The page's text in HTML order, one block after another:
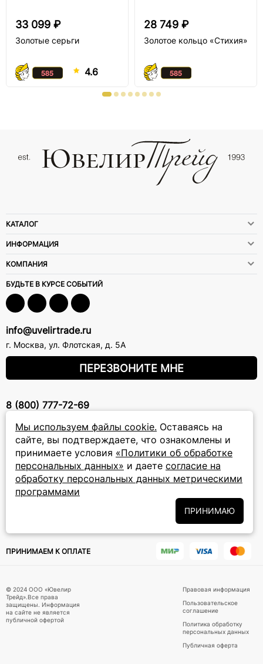
33 099 ₽
Золотые серьги
4.6
28 749 ₽
Золотое кольцо «Стихия»
Мы используем файлы cookie. Оставаясь на
сайте, вы подтверждаете, что ознакомлены и
принимаете условия «Политики об обработке
персональных данных» и даете согласие на
обработку персональных данных метрическими
программами
ПРИНИМАЮ
КАТАЛОГ
ИНФОРМАЦИЯ
КОМПАНИЯ
БУДЬТЕ В КУРСЕ СОБЫТИЙ
info@uvelirtrade.ru
г. Москва, ул. Флотская, д. 5А
ПЕРЕЗВОНИТЕ МНЕ
8 (800) 777-72-69
ПОДПИСКА НА РАССЫЛКУ
Подписаться на новости
Подписываясь на рассылку, вы соглашаетесь с условиямиПолитики
и даёте своё согласие на их
ПРИНИМАЕМ К ОПЛАТЕ
© 2024 ООО «Ювелир
Трейд».Все права
защищены. Информация
на сайте не является
публичной офертой
Правовая информация
Пользовательское
соглашение
Политика обработку
персональных данных
Публичная оферта